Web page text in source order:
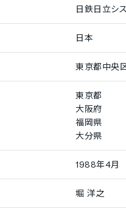
日鉄日立シ
日本
東京都中央
東京都
大阪府
福岡県
大分県
1988年4月
堀 洋之